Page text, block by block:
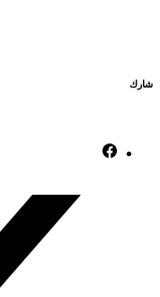
شارك